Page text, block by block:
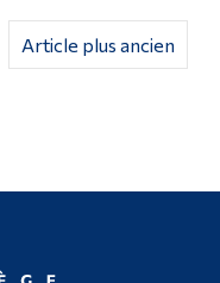
Article plus ancien